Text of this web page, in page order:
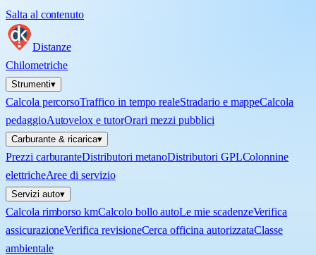
Salta al contenuto
Distanze
Chilometriche
Strumenti▾
Calcola percorsoTraffico in tempo realeStradario e mappeCalcola
pedaggioAutovelox e tutorOrari mezzi pubblici
Carburante & ricarica▾
Prezzi carburanteDistributori metanoDistributori GPLColonnine
elettricheAree di servizio
Servizi auto▾
Calcola rimborso kmCalcolo bollo autoLe mie scadenzeVerifica
assicurazioneVerifica revisioneCerca officina autorizzataClasse
ambientale